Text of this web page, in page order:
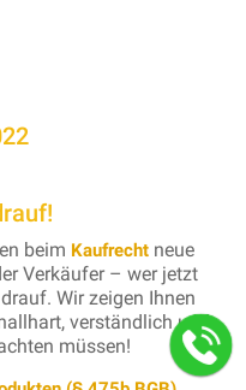
beim Kaufrecht neue
Verkäufer – wer jetzt
Wir zeigen Ihnen
verständlich und
müssen!